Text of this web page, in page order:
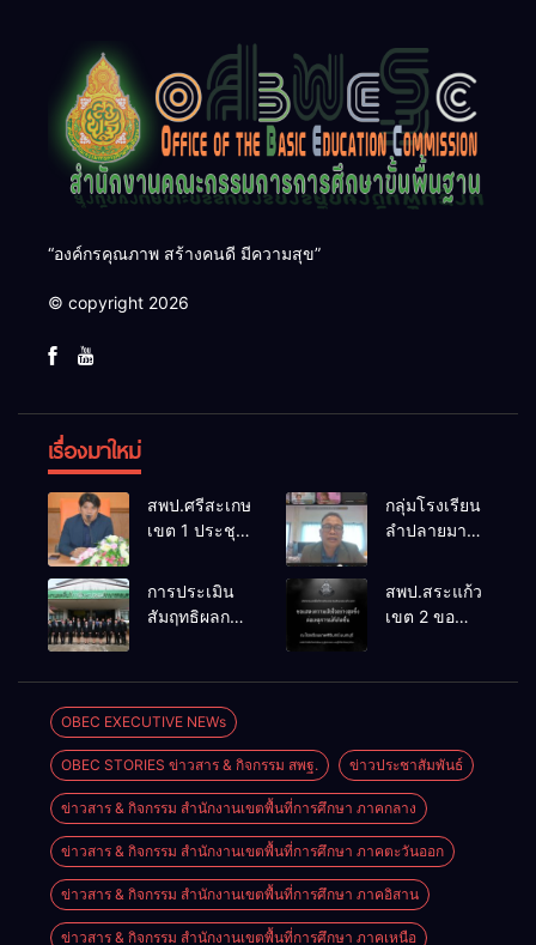
“องค์กรคุณภาพ สร้างคนดี มีความสุข”
© copyright 2026
เรื่องมาใหม่
สพป.ศรีสะเกษ
เขต 1 ประชุม
จัดการ
แข่งขันงาน
ศิลปหัตถกรรม
74 ปีการ
ศึกษา 2569
กลุ่มโรงเรียน
ลำปลายมาศ
เคลื่อน RT,
NT, O-NET
การประเมิน
สัมฤทธิผลการ
ศึกษา
ตำแหน่ง รอง
ผู้อำนวยการ
สถานศึกษา
สพป.สระแก้ว
เขต 2 ขอ
OBEC EXECUTIVE NEWs
OBEC STORIES ข่าวสาร & กิจกรรม สพฐ. ข่าวประชาสัมพันธ์
ข่าวสาร & กิจกรรม สำนักงานเขตพื้นที่การศึกษา ภาคกลาง
ข่าวสาร & กิจกรรม สำนักงานเขตพื้นที่การศึกษา ภาคตะวันออก
ข่าวสาร & กิจกรรม สำนักงานเขตพื้นที่การศึกษา ภาคอิสาน
ข่าวสาร & กิจกรรม สำนักงานเขตพื้นที่การศึกษา ภาคเหนือ